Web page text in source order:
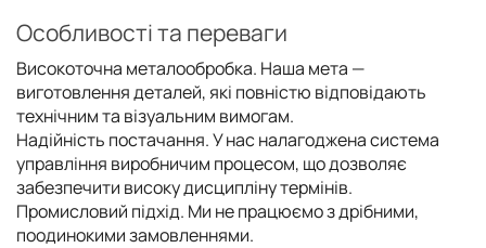
Особливості та переваги
Високоточна металообробка. Наша мета —
виготовлення деталей, які повністю відповідають
технічним та візуальним вимогам.
Надійність постачання. У нас налагоджена система
управління виробничим процесом, що дозволяє
забезпечити високу дисципліну термінів.
Промисловий підхід. Ми не працюємо з дрібними,
поодинокими замовленнями.